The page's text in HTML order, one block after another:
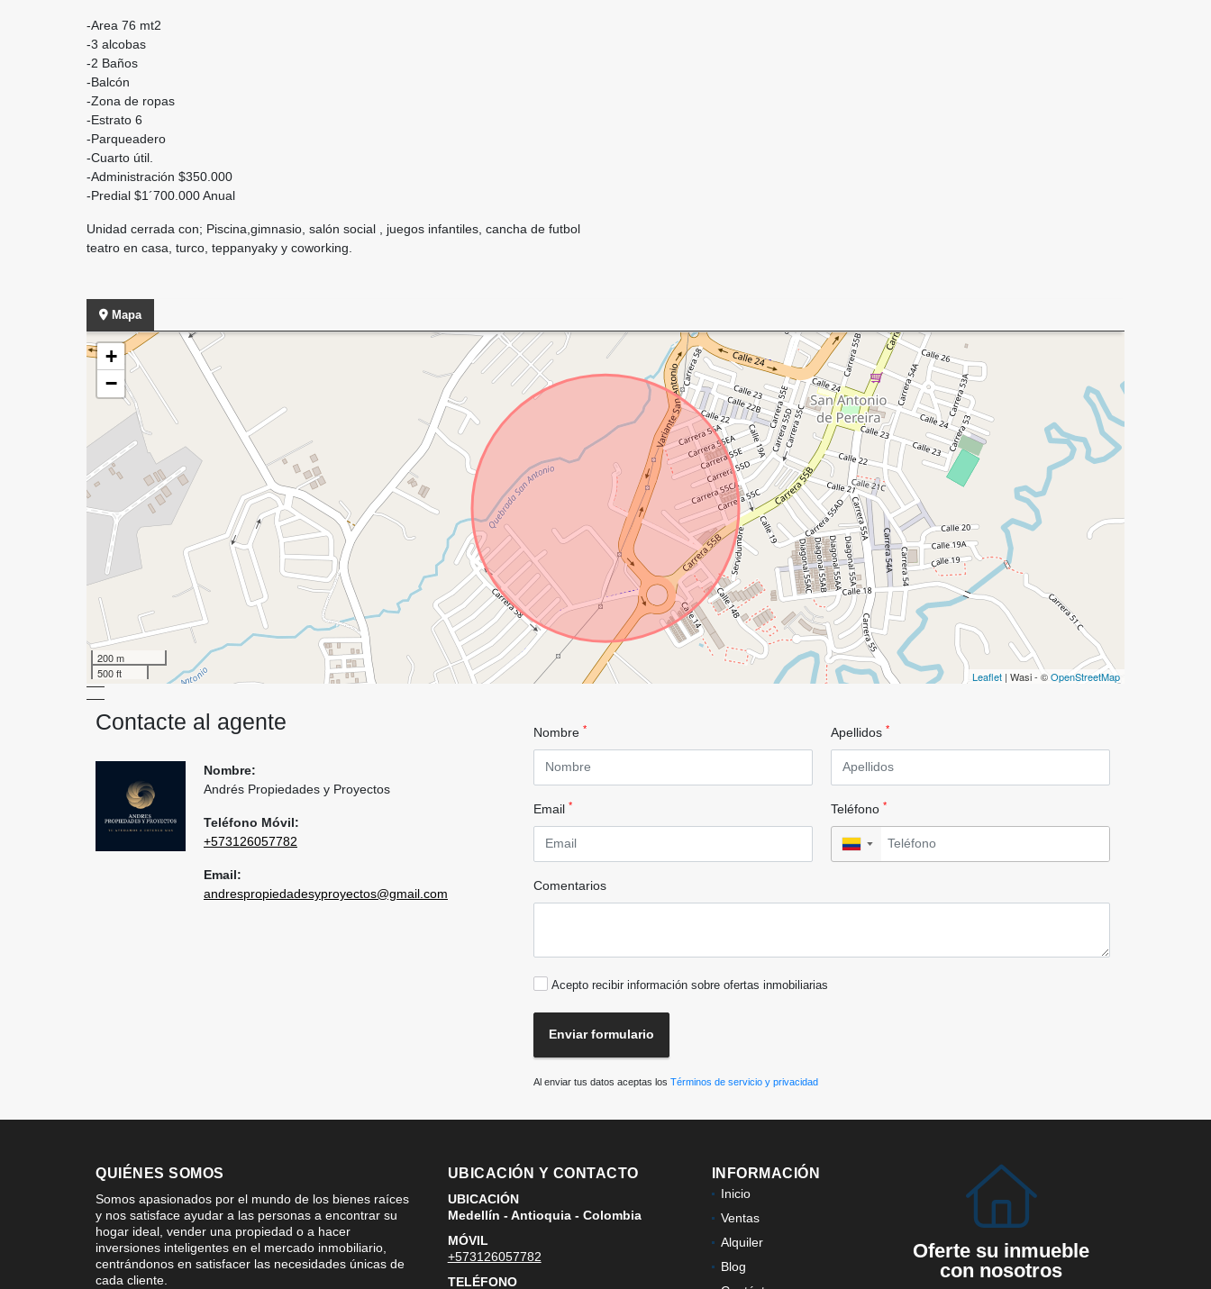
-Area 76 mt2
-3 alcobas
-2 Baños
-Balcón
-Zona de ropas
-Estrato 6
-Parqueadero
-Cuarto útil.
-Administración $350.000
-Predial $1´700.000 Anual
Unidad cerrada con; Piscina,gimnasio, salón social , juegos infantiles, cancha de futbol
teatro en casa, turco, teppanyaky y coworking.
Mapa
+
−
200 m
500 ft
Leaflet | Wasi - ©OpenStreetMap
Contacte al agente
Nombre:
Andrés Propiedades y Proyectos
Teléfono Móvil:
+573126057782
Email:
andrespropiedadesyproyectos@gmail.com
Nombre * Apellidos *
Email * Teléfono *
▼
Comentarios
Acepto recibir información sobre ofertas inmobiliarias
Enviar formulario
Al enviar tus datos aceptas los Términos de servicio y privacidad
QUIÉNES SOMOS
Somos apasionados por el mundo de los bienes raíces
y nos satisface ayudar a las personas a encontrar su
hogar ideal, vender una propiedad o a hacer
inversiones inteligentes en el mercado inmobiliario,
centrándonos en satisfacer las necesidades únicas de
cada cliente.
UBICACIÓN Y CONTACTO
UBICACIÓN
Medellín - Antioquia - Colombia
MÓVIL
+573126057782
TELÉFONO
INFORMACIÓN
Inicio
Ventas
Alquiler
Blog
Oferte su inmueble
con nosotros